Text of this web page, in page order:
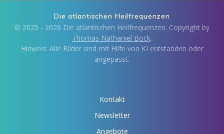
Die atlantischen Heilfrequenzen
© 2025 - 2026 Die atlantischen Heilfrequenzen. Copyright by
Thomas Nathaniel Bock.
Hinweis: Alle Bilder sind mit Hilfe von KI entstanden oder
angepasst.
Kontakt
Newsletter
Angebote